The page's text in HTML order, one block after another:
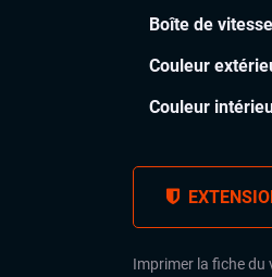
Boîte de
Couleur
Couleur
Imprimer la fiche du